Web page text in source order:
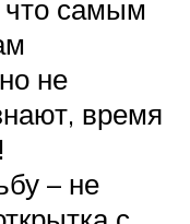
самым
не
время
– не